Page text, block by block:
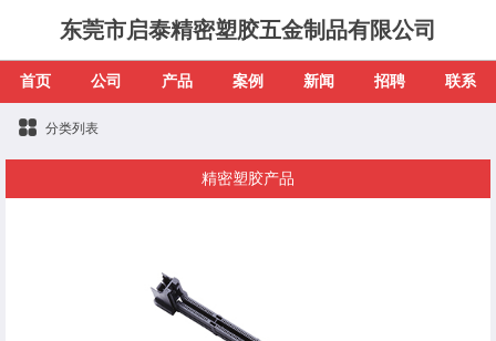
东莞市启泰精密塑胶五金制品有限公司
首页 公司 产品 案例 新闻 招聘 联系
分类列表
精密塑胶产品